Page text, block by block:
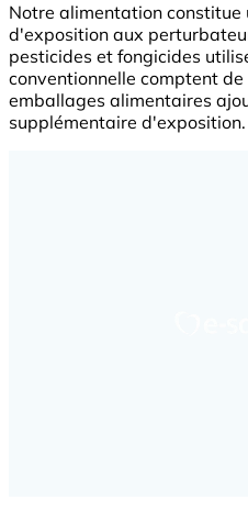
Notre alimentation constitue
d'exposition aux
pesticides et fongicides
conventionnelle comptent de
emballages alimentaires
supplémentaire d'exposition.